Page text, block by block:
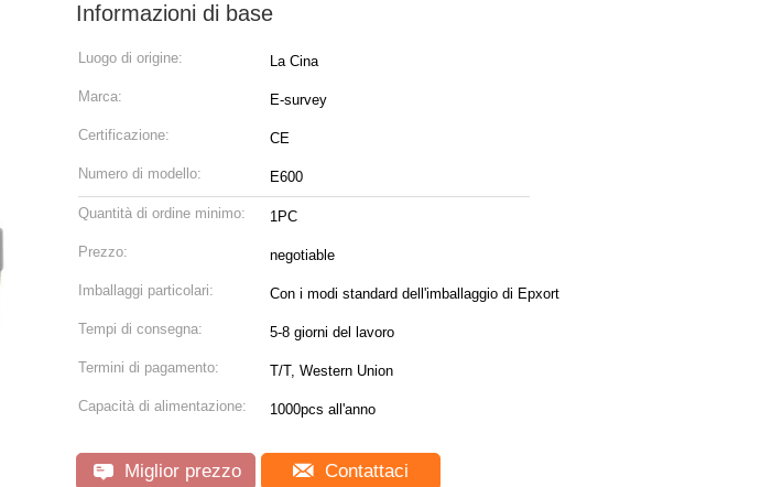
Informazioni di base
Luogo di origine: La Cina
Marca: E-survey
Certificazione: CE
Numero di modello: E600
Quantità di ordine minimo: 1PC
Prezzo: negotiable
Imballaggi particolari: Con i modi standard dell'imballaggio di Epxort
Tempi di consegna: 5-8 giorni del lavoro
Termini di pagamento: T/T, Western Union
Capacità di alimentazione: 1000pcs all'anno
Miglior prezzo Contattaci